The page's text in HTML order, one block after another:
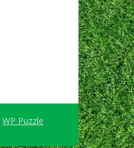
WP Puzzle